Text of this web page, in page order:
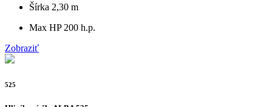
Šírka 2,30 m
Max HP 200 h.p.
Zobraziť
525